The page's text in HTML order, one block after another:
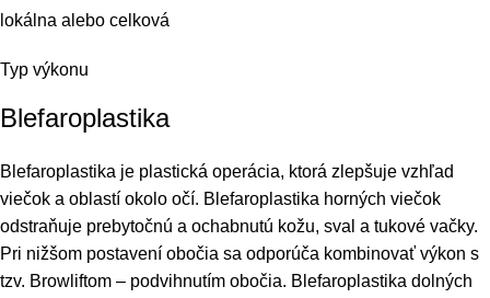
lokálna alebo celková
Typ výkonu
Blefaroplastika
Blefaroplastika je plastická operácia, ktorá zlepšuje vzhľad
viečok a oblastí okolo očí. Blefaroplastika horných viečok
odstraňuje prebytočnú a ochabnutú kožu, sval a tukové vačky.
Pri nižšom postavení obočia sa odporúča kombinovať výkon s
tzv. Browliftom – podvihnutím obočia. Blefaroplastika dolných